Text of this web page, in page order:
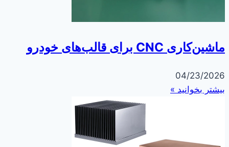
ماشین‌کاری CNC برای قالب‌های خودرو
04/23/2026
بیشتر بخوانید »